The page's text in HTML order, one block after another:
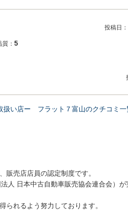
投稿日：
質： 5
扱い店ー フラット７富山のクチコミ一
販売店店員の認定制度です。
人 日本中古自動車販売協会連合会）が
られるよう努力しております。